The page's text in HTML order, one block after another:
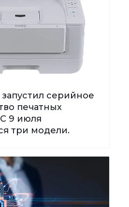
запустил серийное
печатных
9 июля
три модели.